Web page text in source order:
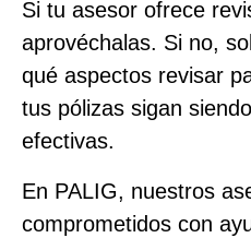
Si tu asesor ofrece
aprovéchalas. Si no,
qué aspectos revisar
tus pólizas sigan
efectivas.
En PALIG, nuestros
comprometidos con